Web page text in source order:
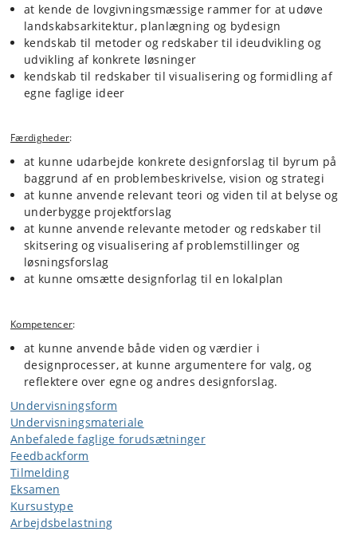
at kende de lovgivningsmæssige rammer for at udøve
landskabsarkitektur, planlægning og bydesign
kendskab til metoder og redskaber til ideudvikling og
udvikling af konkrete løsninger
kendskab til redskaber til visualisering og formidling af
egne faglige ideer
Færdigheder:
at kunne udarbejde konkrete designforslag til byrum på
baggrund af en problembeskrivelse, vision og strategi
at kunne anvende relevant teori og viden til at belyse og
underbygge projektforslag
at kunne anvende relevante metoder og redskaber til
skitsering og visualisering af problemstillinger og
løsningsforslag
at kunne omsætte designforlag til en lokalplan
Kompetencer:
at kunne anvende både viden og værdier i
designprocesser, at kunne argumentere for valg, og
reflektere over egne og andres designforslag.
Undervisningsform
Undervisningsmateriale
Anbefalede faglige forudsætninger
Feedbackform
Tilmelding
Eksamen
Kursustype
Arbejdsbelastning